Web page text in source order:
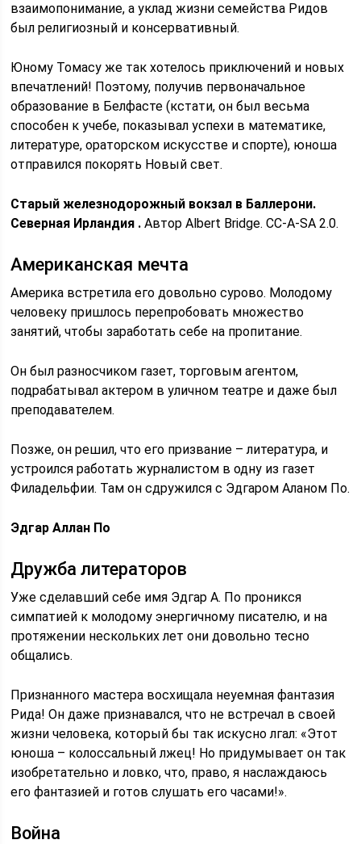
взаимопонимание, а уклад жизни семейства Ридов
был религиозный и консервативный.
Юному Томасу же так хотелось приключений и новых
впечатлений! Поэтому, получив первоначальное
образование в Белфасте (кстати, он был весьма
способен к учебе, показывал успехи в математике,
литературе, ораторском искусстве и спорте), юноша
отправился покорять Новый свет.
Старый железнодорожный вокзал в Баллерони.
Северная Ирландия .Автор Albert Bridge. CC-A-SA 2.0.
Американская мечта
Америка встретила его довольно сурово. Молодому
человеку пришлось перепробовать множество
занятий, чтобы заработать себе на пропитание.
Он был разносчиком газет, торговым агентом,
подрабатывал актером в уличном театре и даже был
преподавателем.
Позже, он решил, что его призвание – литература, и
устроился работать журналистом в одну из газет
Филадельфии. Там он сдружился с Эдгаром Аланом По.
Эдгар Аллан По
Дружба литераторов
Уже сделавший себе имя Эдгар А. По проникся
симпатией к молодому энергичному писателю, и на
протяжении нескольких лет они довольно тесно
общались.
Признанного мастера восхищала неуемная фантазия
Рида! Он даже признавался, что не встречал в своей
жизни человека, который бы так искусно лгал: «Этот
юноша – колоссальный лжец! Но придумывает он так
изобретательно и ловко, что, право, я наслаждаюсь
его фантазией и готов слушать его часами!».
Война